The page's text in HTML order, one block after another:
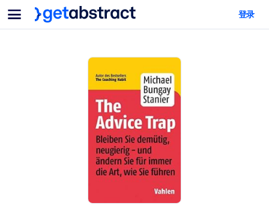
菜单
面向团队与管理者
为您的员工配备关键的人工智能技能。
帮助您的管理者为未来的工作时代做好准备。
让团队更轻松地共同学习、解决实际问题并更快采取行动。
培养您的员工应对未来挑战所需的技能。
面向人工智能系统
登录